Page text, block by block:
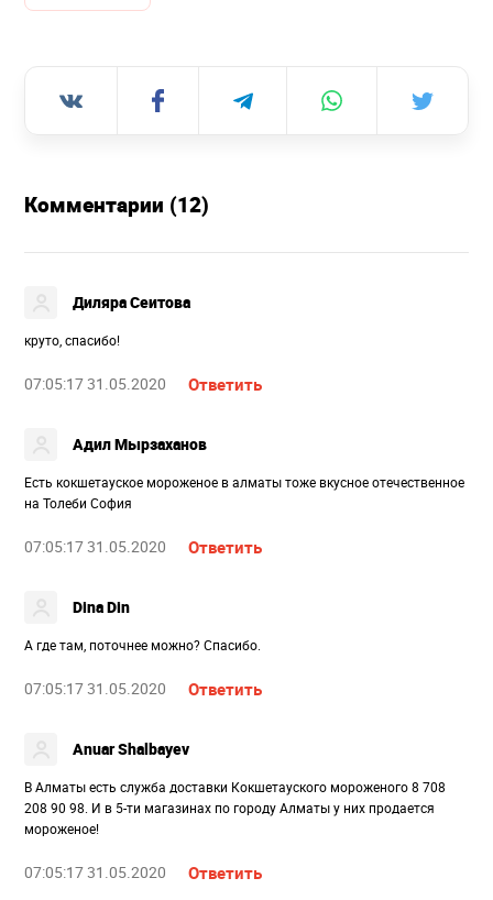
Комментарии (12)
Диляра Сеитова
круто, спасибо!
07:05:17 31.05.2020 Ответить
Адил Мырзаханов
Есть кокшетауское мороженое в алматы тоже вкусное отечественное
на Толеби София
07:05:17 31.05.2020 Ответить
Dina Din
А где там, поточнее можно? Спасибо.
07:05:17 31.05.2020 Ответить
Anuar Shalbayev
В Алматы есть служба доставки Кокшетауского мороженого 8 708
208 90 98. И в 5-ти магазинах по городу Алматы у них продается
мороженое!
07:05:17 31.05.2020 Ответить